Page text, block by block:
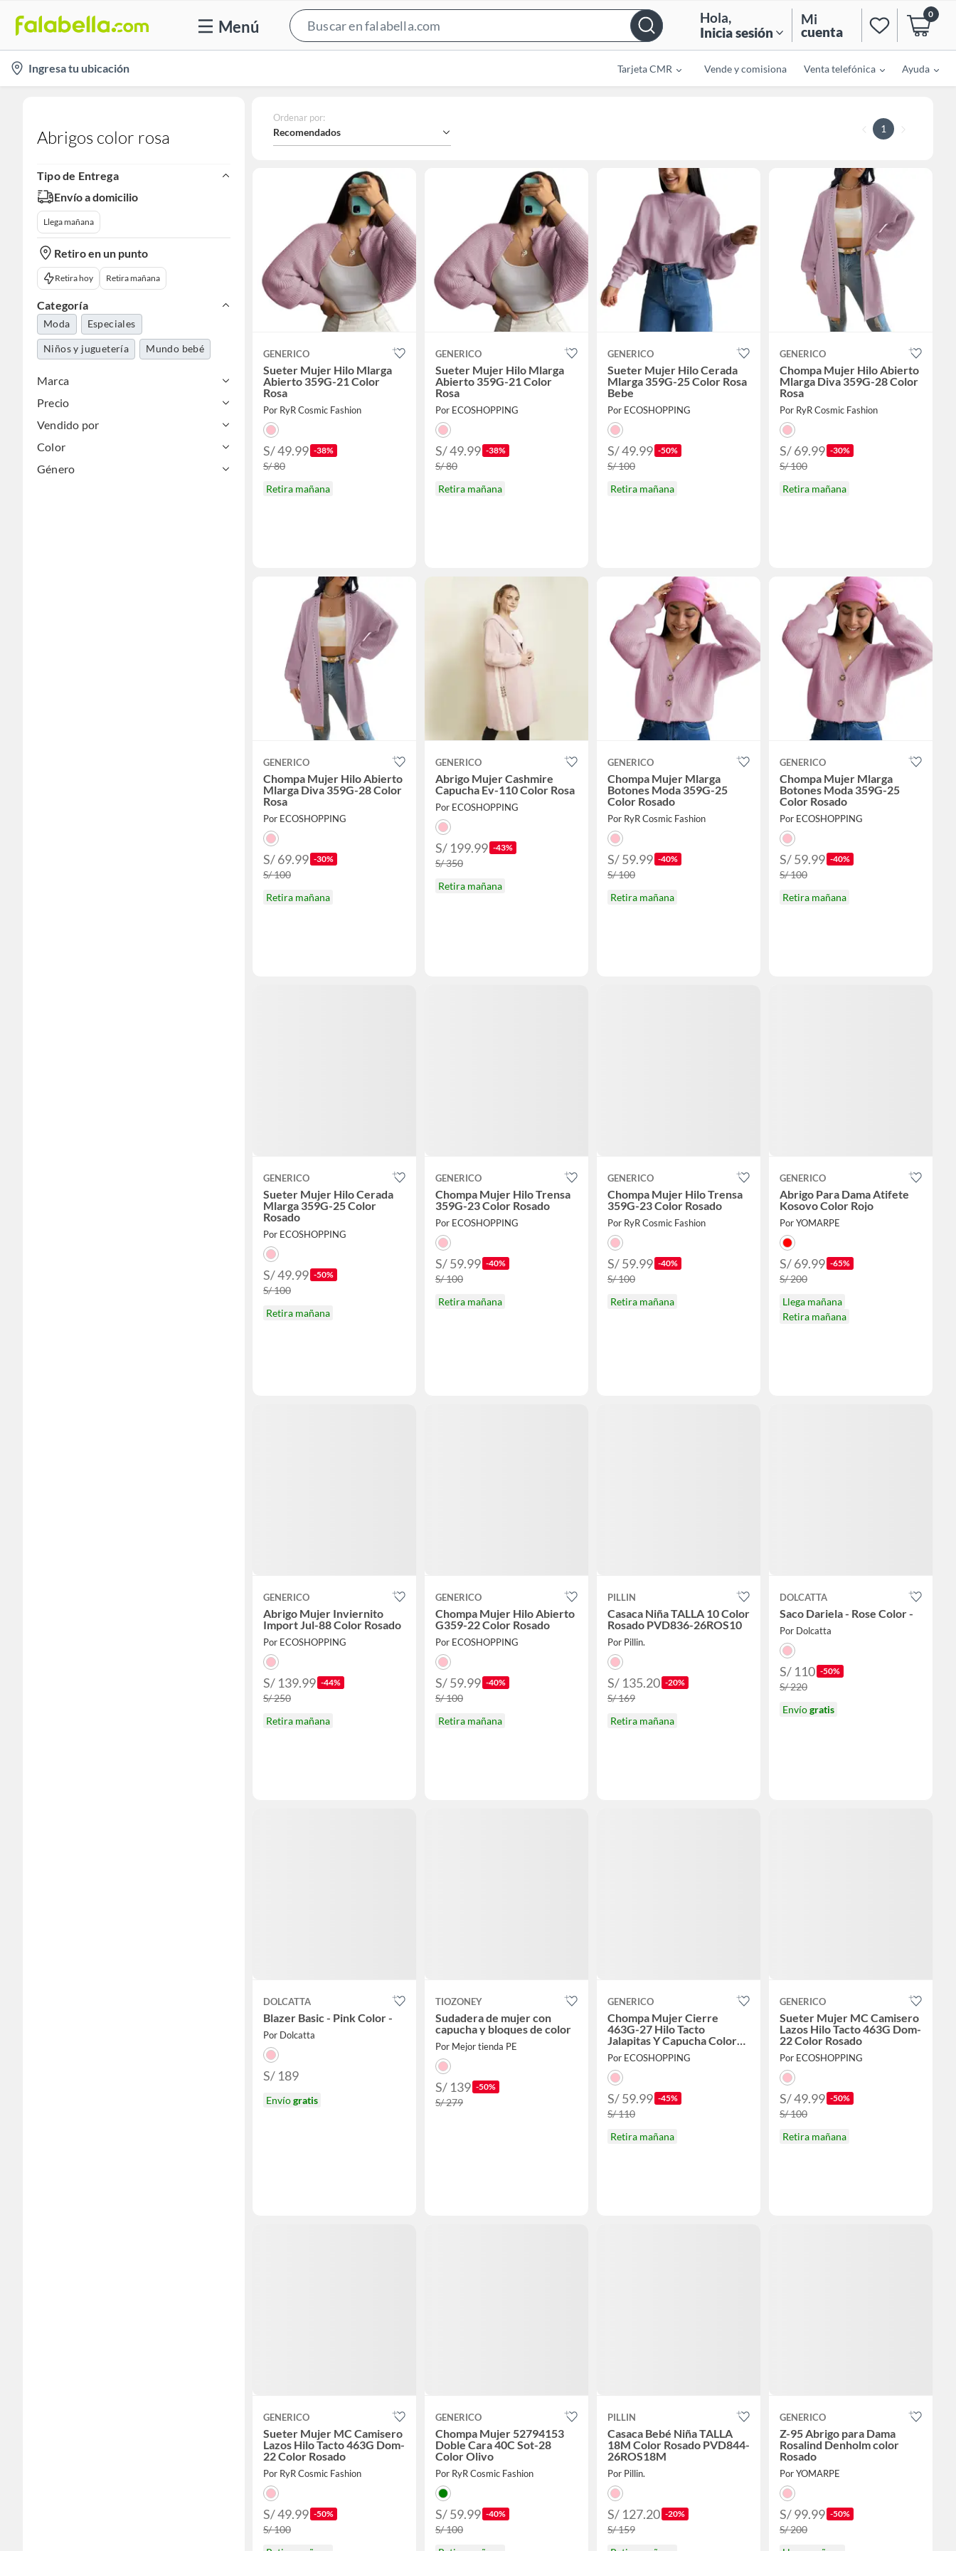
Menú
Bar
Hola,
Inicia sesión
Mi
cuenta
0
location-
icon
Ingresa tu ubicación Tarjeta CMR Vende y comisiona Venta telefónica Ayuda
Abrigos color rosa
Tipo de Entrega
Envío a domicilio
Llega mañana
Retiro en un punto
Retira hoy Retira mañana
Categoría
Moda Especiales
Niños y juguetería Mundo bebé
Marca
Precio
Vendido por
Color
Género
Ordenar por:
Recomendados 1
GENERICO
Sueter Mujer Hilo Mlarga
Abierto 359G-21 Color
Rosa
Por RyR Cosmic Fashion
S/ 49.99 -38%
S/ 80
Retira mañana
GENERICO
Sueter Mujer Hilo Mlarga
Abierto 359G-21 Color
Rosa
Por ECOSHOPPING
S/ 49.99 -38%
S/ 80
Retira mañana
GENERICO
Sueter Mujer Hilo Cerada
Mlarga 359G-25 Color Rosa
Bebe
Por ECOSHOPPING
S/ 49.99 -50%
S/ 100
Retira mañana
GENERICO
Chompa Mujer Hilo Abierto
Mlarga Diva 359G-28 Color
Rosa
Por RyR Cosmic Fashion
S/ 69.99 -30%
S/ 100
Retira mañana
GENERICO
Chompa Mujer Hilo Abierto
Mlarga Diva 359G-28 Color
Rosa
Por ECOSHOPPING
S/ 69.99 -30%
S/ 100
Retira mañana
GENERICO
Abrigo Mujer Cashmire
Capucha Ev-110 Color Rosa
Por ECOSHOPPING
S/ 199.99 -43%
S/ 350
Retira mañana
GENERICO
Chompa Mujer Mlarga
Botones Moda 359G-25
Color Rosado
Por RyR Cosmic Fashion
S/ 59.99 -40%
S/ 100
Retira mañana
GENERICO
Chompa Mujer Mlarga
Botones Moda 359G-25
Color Rosado
Por ECOSHOPPING
S/ 59.99 -40%
S/ 100
Retira mañana
GENERICO
Sueter Mujer Hilo Cerada
Mlarga 359G-25 Color
Rosado
Por ECOSHOPPING
S/ 49.99 -50%
S/ 100
Retira mañana
GENERICO
Chompa Mujer Hilo Trensa
359G-23 Color Rosado
Por ECOSHOPPING
S/ 59.99 -40%
S/ 100
Retira mañana
GENERICO
Chompa Mujer Hilo Trensa
359G-23 Color Rosado
Por RyR Cosmic Fashion
S/ 59.99 -40%
S/ 100
Retira mañana
GENERICO
Abrigo Para Dama Atifete
Kosovo Color Rojo
Por YOMARPE
S/ 69.99 -65%
S/ 200
Llega mañana
Retira mañana
GENERICO
Abrigo Mujer Inviernito
Import Jul-88 Color Rosado
Por ECOSHOPPING
S/ 139.99 -44%
S/ 250
Retira mañana
GENERICO
Chompa Mujer Hilo Abierto
G359-22 Color Rosado
Por ECOSHOPPING
S/ 59.99 -40%
S/ 100
Retira mañana
PILLIN
Casaca Niña TALLA 10 Color
Rosado PVD836-26ROS10
Por Pillin.
S/ 135.20 -20%
S/ 169
Retira mañana
DOLCATTA
Saco Dariela - Rose Color -
Por Dolcatta
S/ 110 -50%
S/ 220
Envíogratis
DOLCATTA
Blazer Basic - Pink Color -
Por Dolcatta
S/ 189
Envíogratis
TIOZONEY
Sudadera de mujer con
capucha y bloques de color
Por Mejor tienda PE
S/ 139 -50%
S/ 279
GENERICO
Chompa Mujer Cierre
463G-27 Hilo Tacto
Jalapitas Y Capucha Color
Api
Por ECOSHOPPING
S/ 59.99 -45%
S/ 110
Retira mañana
GENERICO
Sueter Mujer MC Camisero
Lazos Hilo Tacto 463G Dom-
22 Color Rosado
Por ECOSHOPPING
S/ 49.99 -50%
S/ 100
Retira mañana
GENERICO
Sueter Mujer MC Camisero
Lazos Hilo Tacto 463G Dom-
22 Color Rosado
Por RyR Cosmic Fashion
S/ 49.99 -50%
S/ 100
GENERICO
Chompa Mujer 52794153
Doble Cara 40C Sot-28
Color Olivo
Por RyR Cosmic Fashion
S/ 59.99 -40%
S/ 100
PILLIN
Casaca Bebé Niña TALLA
18M Color Rosado PVD844-
26ROS18M
Por Pillin.
S/ 127.20 -20%
S/ 159
GENERICO
Z-95 Abrigo para Dama
Rosalind Denholm color
Rosado
Por YOMARPE
S/ 99.99 -50%
S/ 200